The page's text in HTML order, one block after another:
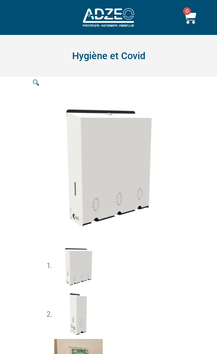
0
Hygiène et Covid
🔍